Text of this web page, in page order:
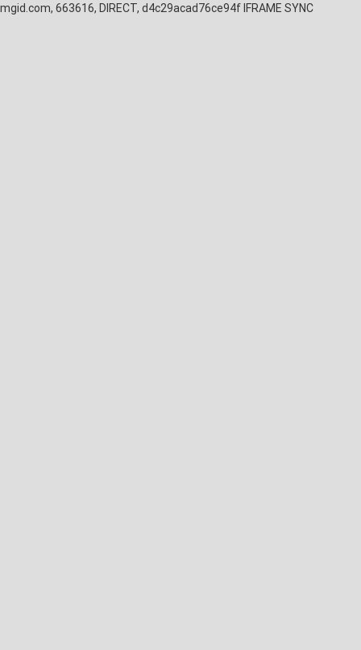
mgid.com, 663616, DIRECT, d4c29acad76ce94f IFRAME SYNC